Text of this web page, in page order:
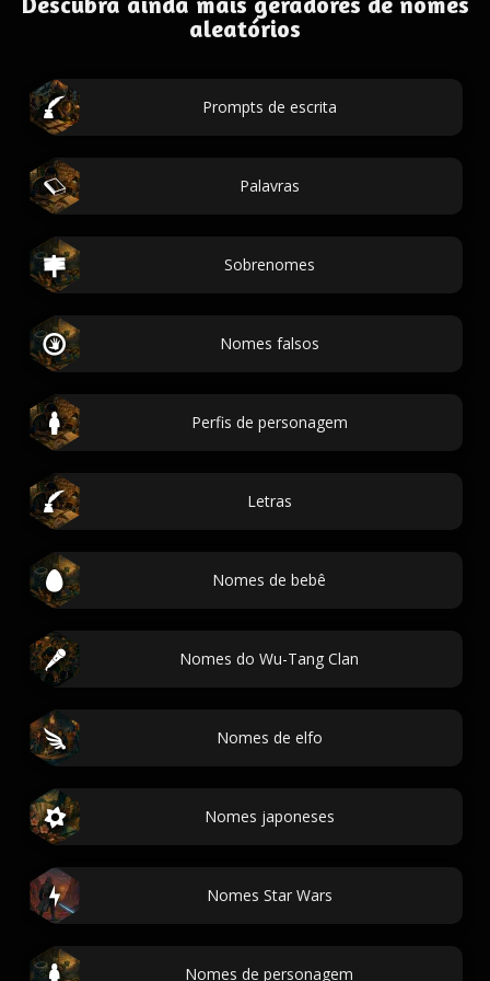
aleatórios
Prompts de escrita
Palavras
Sobrenomes
Nomes falsos
Perfis de personagem
Letras
Nomes de bebê
Nomes do Wu-Tang Clan
Nomes de elfo
Nomes japoneses
Nomes Star Wars
Nomes de personagem